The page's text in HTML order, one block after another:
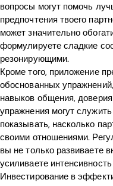
вопросы могут помочь
предпочтения твоего
может значительно
формулируете сладкие
резонирующими.
Кроме того, приложение
обоснованных
навыков общения,
упражнения могут
показывать, насколько
своими отношениями.
вы не только развиваете
усиливаете
Инвестирование в